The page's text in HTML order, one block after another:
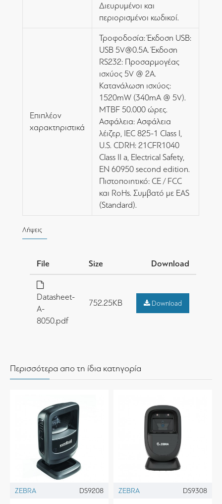
Διευρυμένοι και
περιορισμένοι κωδικοί.
Επιπλέον
χαρακτηριστικά
Τροφοδοσία: Έκδοση USB:
USB 5V@0.5A. Έκδοση
RS232: Προσαρμογέας
ισχύος 5V @ 2A.
Κατανάλωση ισχύος:
1520mW (340mA @ 5V).
MTBF 50.000 ώρες.
Ασφάλεια: Ασφάλεια
λέιζερ, IEC 825-1 Class I,
U.S. CDRH: 21CFR1040
Class II a, Electrical Safety,
EN 60950 second edition.
Πιστοποιητικό: CE / FCC
και RoHs. Συμβατό με EAS
(Standard).
Λήψεις
File Size Download
Datasheet-
A-
8050.pdf
752.25KB Download
Περισσότερα απο τη ίδια κατηγορία
ZEBRA DS9208 ZEBRA DS9308